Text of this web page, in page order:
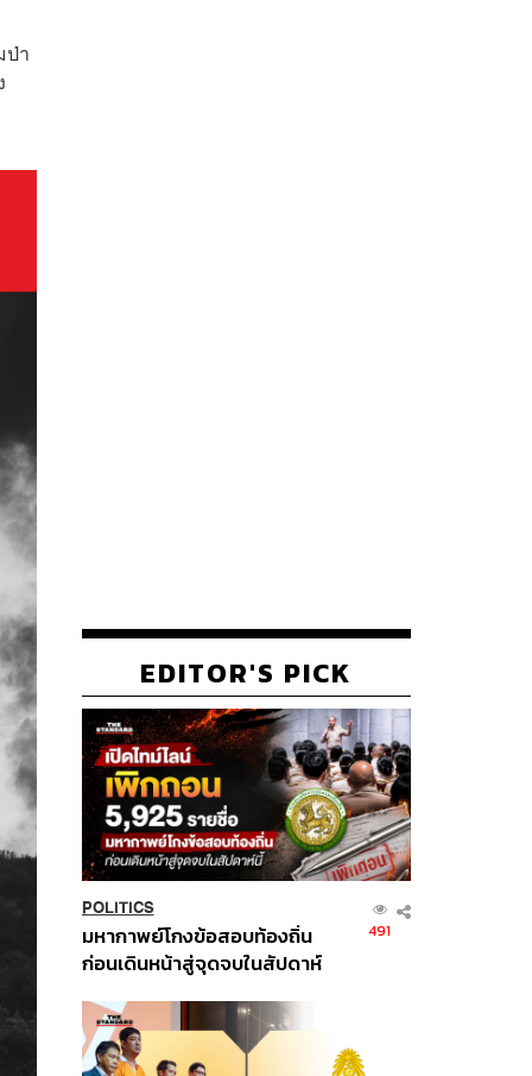
ป่า
EDITOR'S PICK
POLITICS
มหากาพย์โกงข้อสอบท้องถิ่น
ก่อนเดินหน้าสู่จุดจบในสัปดาห์
491